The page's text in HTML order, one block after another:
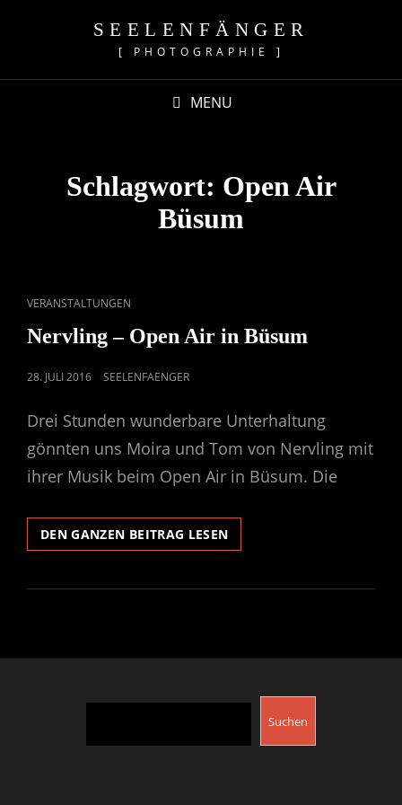
SEELENFÄNGER
[ PHOTOGRAPHIE ]
MENU
Schlagwort: Open Air
Büsum
CAT
LINKS
VERANSTALTUNGEN
Nervling – Open Air in Büsum
POSTED
28. JULI 2016 SEELENFAENGER
Drei Stunden wunderbare Unterhaltung
gönnten uns Moira und Tom von Nervling mit
ihrer Musik beim Open Air in Büsum. Die
DEN GANZEN BEITRAG LESENNERVLING
–
AIR
Suchen